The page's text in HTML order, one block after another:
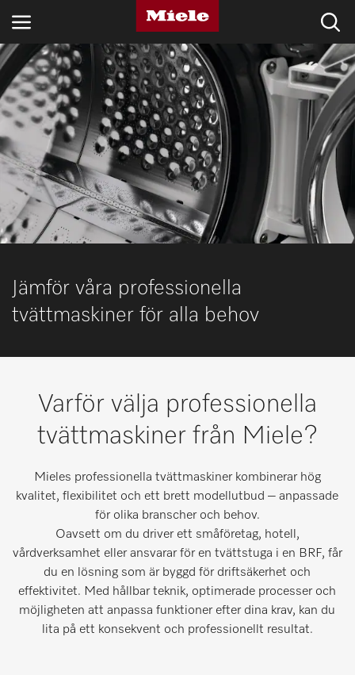
BRANSCHER
KNOWLEDGE HUB
PRODUKTER
SHOP
SERVICE & SUPPORT
PRIVATKUND
Miele MOVE
Jämför våra professionella
tvättmaskiner för alla behov
Varför välja professionella
tvättmaskiner från Miele?
Mieles professionella tvättmaskiner kombinerar hög
kvalitet, flexibilitet och ett brett modellutbud – anpassade
för olika branscher och behov.
Oavsett om du driver ett småföretag, hotell,
vårdverksamhet eller ansvarar för en tvättstuga i en BRF, får
du en lösning som är byggd för driftsäkerhet och
effektivitet. Med hållbar teknik, optimerade processer och
möjligheten att anpassa funktioner efter dina krav, kan du
lita på ett konsekvent och professionellt resultat.